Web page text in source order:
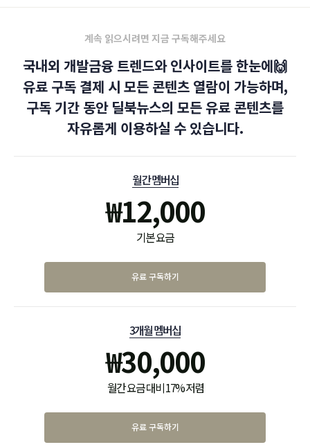
계속 읽으시려면 지금 구독해주세요
국내외 개발금융 트렌드와 인사이트를 한눈에🙌
유료 구독 결제 시 모든 콘텐츠 열람이 가능하며,
구독 기간 동안 딜북뉴스의 모든 유료 콘텐츠를
자유롭게 이용하실 수 있습니다.
월간 멤버십
₩12,000
기본 요금
유료 구독하기
3개월 멤버십
₩30,000
월간 요금 대비 17% 저렴
유료 구독하기